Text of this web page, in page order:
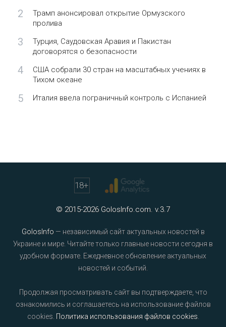
2
Трамп анонсировал открытие Ормузского
пролива
3
Турция, Саудовская Аравия и Пакистан
договорятся о безопасности
4
США собрали 30 стран на масштабных учениях в
Тихом океане
5 Италия ввела пограничный контроль с Испанией
18+
© 2015-2026 GolosInfo.com. v.3.7
GolosInfo — независимый сайт актуальных новостей в
Украине и мире. Читайте только главные новости сегодня в
удобном формате. Ежедневное обновление актуальных
новостей и событий.
Продолжая просматривать сайт вы подтверждаете, что
ознакомились и соглашаетесь на использование файлов
cookies. Политика использования файлов cookies